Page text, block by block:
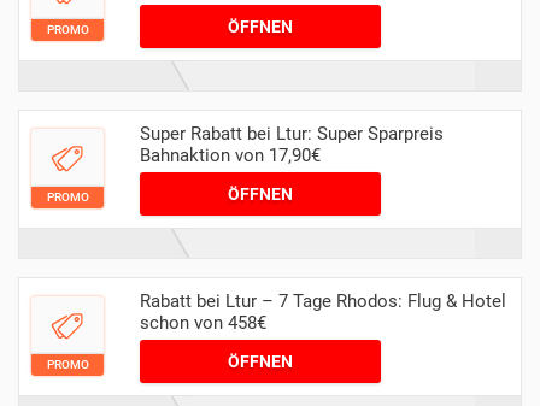
PROMO ÖFFNEN
PROMO
Super Rabatt bei Ltur: Super Sparpreis
Bahnaktion von 17,90€
ÖFFNEN
PROMO
Rabatt bei Ltur – 7 Tage Rhodos: Flug & Hotel
schon von 458€
ÖFFNEN